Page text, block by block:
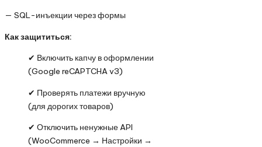
— SQL-инъекции через формы
Как защититься:
✔ Включить капчу в оформлении
(Google reCAPTCHA v3)
✔ Проверять платежи вручную
(для дорогих товаров)
✔ Отключить ненужные API
(WooCommerce → Настройки →